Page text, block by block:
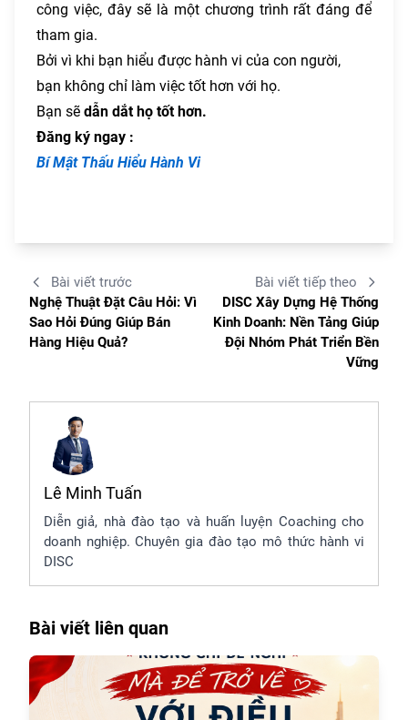
công việc, đây sẽ là một chương trình rất đáng để
tham gia.
Bởi vì khi bạn hiểu được hành vi của con người,
bạn không chỉ làm việc tốt hơn với họ.
Bạn sẽ dẫn dắt họ tốt hơn.
Đăng ký ngay :
Bí Mật Thấu Hiểu Hành Vi
Bài viết trước
Nghệ Thuật Đặt Câu Hỏi: Vì
Sao Hỏi Đúng Giúp Bán
Hàng Hiệu Quả?
Bài viết tiếp theo
DISC Xây Dựng Hệ Thống
Kinh Doanh: Nền Tảng Giúp
Đội Nhóm Phát Triển Bền
Vững
Lê Minh Tuấn
Diễn giả, nhà đào tạo và huấn luyện Coaching cho
doanh nghiệp. Chuyên gia đào tạo mô thức hành vi
DISC
Bài viết liên quan